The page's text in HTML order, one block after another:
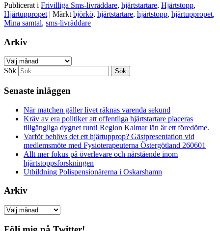
Publicerat i Frivilliga Sms-livräddare, hjärtstartare, Hjärtstopp,
Hjärtuppropet | Märkt björkö, hjärtstartare, hjärtstopp, hjärtuppropet,
Mina samtal, sms-livräddare
Arkiv
Arkiv
Sök
Senaste inläggen
När matchen gäller livet räknas varenda sekund
Kräv av era politiker att offentliga hjärtstartare placeras
tillgängliga dygnet runt! Region Kalmar län är ett föredöme.
Varför behövs det ett hjärtupprop? Gästpresentation vid
medlemsmöte med Fysioterapeuterna Östergötland 260601
Allt mer fokus på överlevare och närstående inom
hjärtstoppsforskningen
Utbildning Polispensionärerna i Oskarshamn
Arkiv
Arkiv